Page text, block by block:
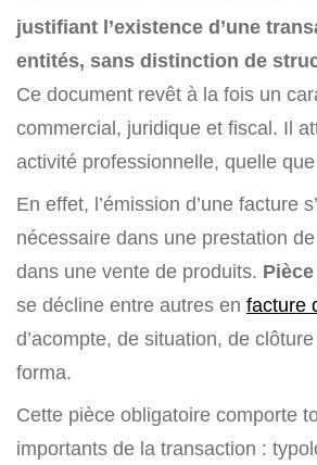
justifiant l’existence d’une
entités, sans distinction de
Ce document revêt à la fois un
commercial, juridique et fiscal. Il
activité professionnelle, quelle
En effet, l’émission d’une facture
nécessaire dans une prestation
dans une vente de produits.
se décline entre autres en facture
d’acompte, de situation, de
forma.
Cette pièce obligatoire comporte
importants de la transaction :